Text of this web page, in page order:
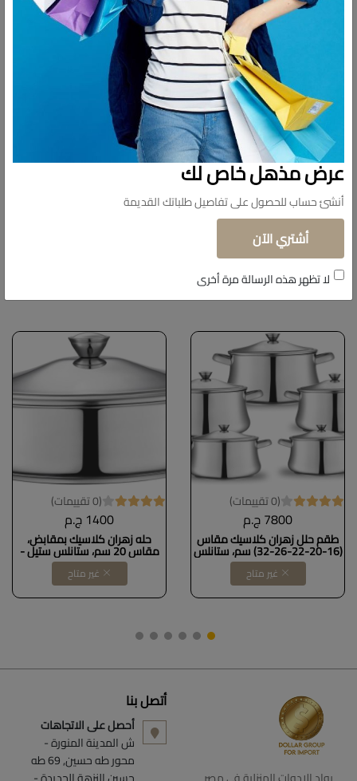
منتجات شبيهة
(0 تقييمات)
7800 ج.م
طقم حلل زهران كلاسيك مقاس
(16-20-22-26-32) سم، ستانلس
ستيل
غير متاح
(0 تقييمات)
1400 ج.م
حله زهران كلاسيك بمقابض،
مقاس 20 سم، ستانلس ستيل -
غير متاح
أتصل بنا
أحصل على الاتجاهات
ش المدينة المنورة -
محور طه حسين, 69 طه
عرض مذهل خاص لك
أنشئ حساب للحصول على تفاصيل طلباتك القديمة
أشتري الآن
لا تظهر هذه الرسالة مرة أخرى